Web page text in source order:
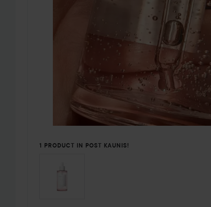
1 PRODUCT IN POST KAUNIS!